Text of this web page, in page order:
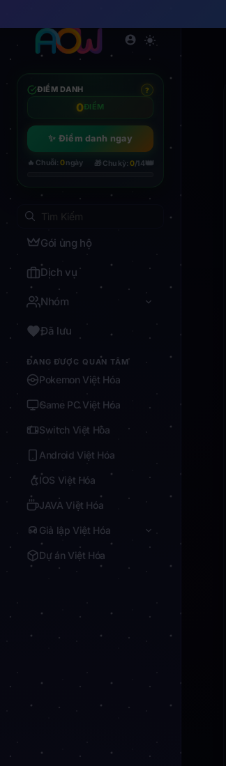
ĐIỂM DANH ?
0ĐIỂM
✨ Điểm danh ngay
🔥 Chuỗi: 0ngày 🎁 Chu kỳ:0/14👑
Gói ủng hộ
Dịch vụ
Nhóm
Đã lưu
ĐANG ĐƯỢC QUAN TÂM
Pokemon Việt Hóa
Game PC Việt Hóa
Switch Việt Hóa
Android Việt Hóa
IOS Việt Hóa
JAVA Việt Hóa
Giả lập Việt Hóa
Dự án Việt Hóa